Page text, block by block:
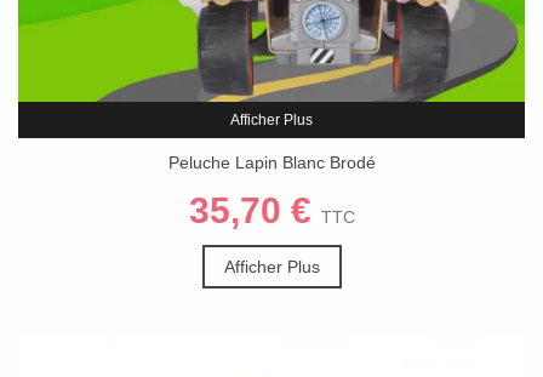
Afficher Plus
Peluche Lapin Blanc Brodé
35,70 € TTC
Afficher Plus